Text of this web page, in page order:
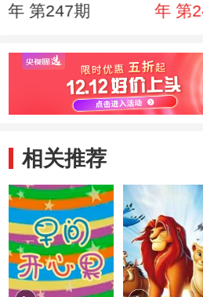
年 第247期
年 第
相关推荐